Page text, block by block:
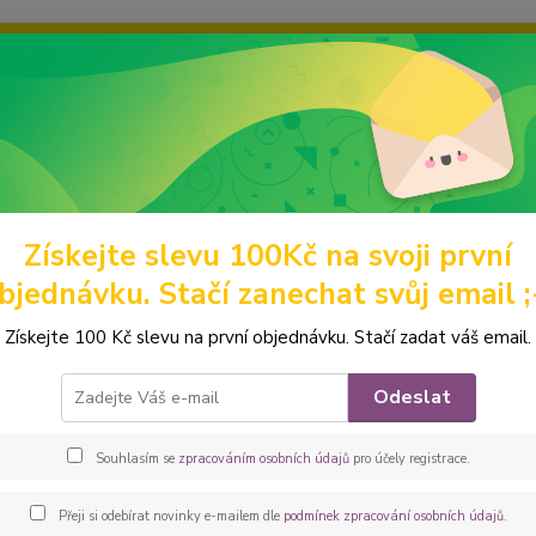
grafiku? Mám jich mnohem víc – napište mi a společně
Hledat
Kabelky a batohy Kabelky Malé kabelky Peštovka Kabelka
Kabelka Belinda *jezevčíci
Získejte slevu 100Kč na svoji první
Stačí zanechat svůj email
Získejte 100 Kč slevu na první objednávku. Stačí zadat váš email.
Odeslat
Souhlasím se zpracováním osobních údajůpro účely registrace.
Přeji si odebírat novinky e-mailem dle podmínek zpracování osobních údajů.